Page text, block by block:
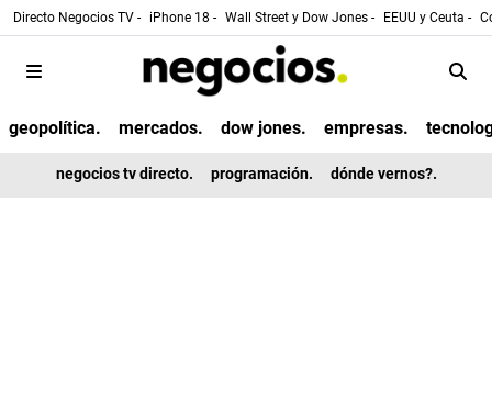
Directo Negocios TV - iPhone 18 - Wall Street y Dow Jones - EEUU y Ceuta -
geopolítica. mercados. dow jones. empresas.
negocios tv directo. programación. dónde vernos?.